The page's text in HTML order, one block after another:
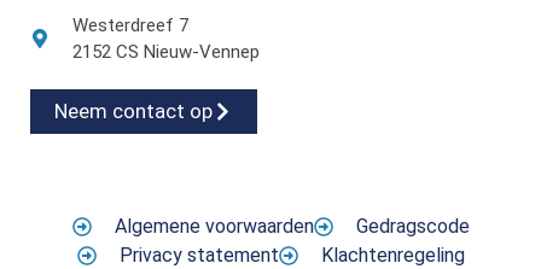
Westerdreef 7
2152 CS Nieuw-Vennep
Neem contact op
Algemene voorwaarden
Gedragscode
Privacy statement
Klachtenregeling